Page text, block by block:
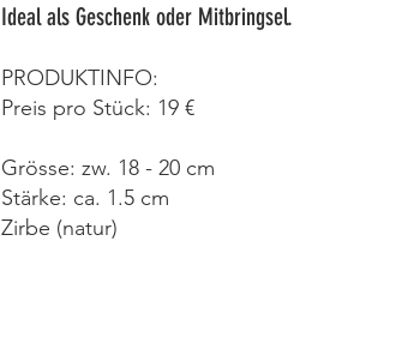
Ideal als Geschenk oder Mitbringsel.
PRODUKTINFO:
Preis pro Stück: 19 €
Grösse: zw. 18 - 20 cm
Stärke: ca. 1.5 cm
Zirbe (natur)